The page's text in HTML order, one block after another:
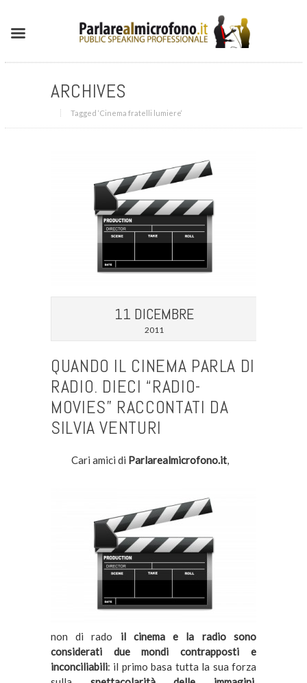
ARCHIVES
Tagged ‘Cinema fratelli lumiere‘
11 DICEMBRE
2011
QUANDO IL CINEMA PARLA DI
RADIO. DIECI “RADIO-
MOVIES” RACCONTATI DA
SILVIA VENTURI
Cari amici di Parlarealmicrofono.it,
non di rado il cinema e la radio sono
considerati due mondi contrapposti e
inconciliabili: il primo basa tutta la sua forza